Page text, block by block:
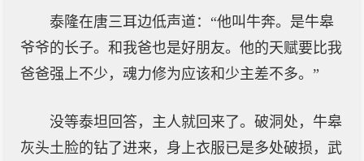
泰隆在唐三耳边低声道：“他叫牛奔。是牛皋
爷爷的长子。和我爸也是好朋友。他的天赋要比我
爸爸强上不少，魂力修为应该和少主差不多。”
没等泰坦回答，主人就回来了。破洞处，牛皋
灰头土脸的钻了进来，身上衣服已是多处破损，武